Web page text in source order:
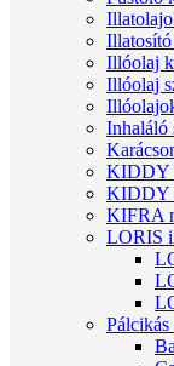
Illóolaj
Illóolaj
Inhaláló
KIDDY
KIDDY
KIFRA
LORIS